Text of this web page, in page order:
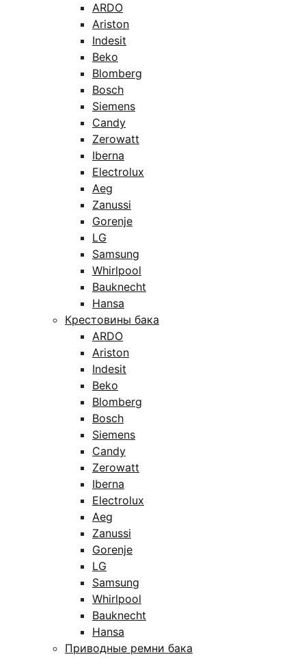
ARDO
Ariston
Indesit
Beko
Blomberg
Bosch
Siemens
Candy
Zerowatt
Iberna
Electrolux
Aeg
Zanussi
Gorenje
LG
Samsung
Whirlpool
Bauknecht
Hansa
Крестовины бака
ARDO
Ariston
Indesit
Beko
Blomberg
Bosch
Siemens
Candy
Zerowatt
Iberna
Electrolux
Aeg
Zanussi
Gorenje
LG
Samsung
Whirlpool
Bauknecht
Hansa
Приводные ремни бака